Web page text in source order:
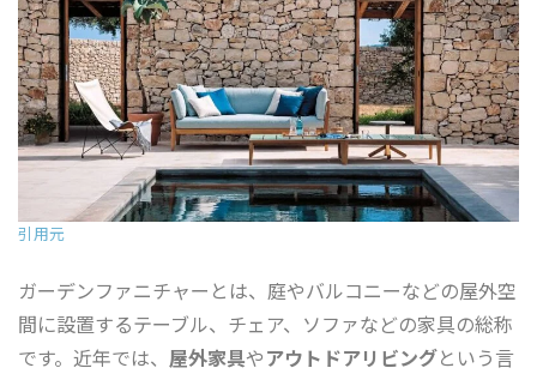
引用元
ガーデンファニチャーとは、庭やバルコニーなどの屋外空
間に設置するテーブル、チェア、ソファなどの家具の総称
です。近年では、 屋外家具やアウトドアリビングという言